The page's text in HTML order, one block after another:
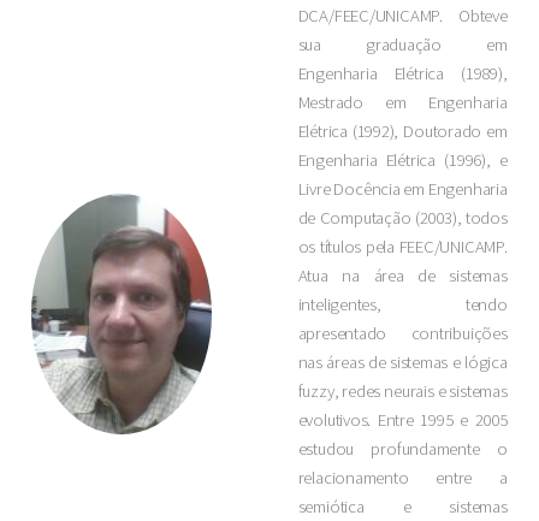
DCA/FEEC/UNICAMP. Obteve
sua graduação em
Engenharia Elétrica (1989),
Mestrado em Engenharia
Elétrica (1992), Doutorado em
Engenharia Elétrica (1996), e
Livre Docência em Engenharia
de Computação (2003), todos
os títulos pela FEEC/UNICAMP.
Atua na área de sistemas
inteligentes, tendo
apresentado contribuições
nas áreas de sistemas e lógica
fuzzy, redes neurais e sistemas
evolutivos. Entre 1995 e 2005
estudou profundamente o
relacionamento entre a
semiótica e sistemas